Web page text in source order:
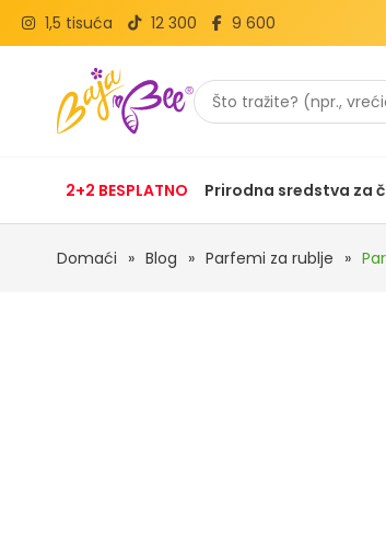
1,5 tisuća 12 300 9 600
2+2 BESPLATNO Prirodna sredstva za
Domaći » Blog » Parfemi za rublje »